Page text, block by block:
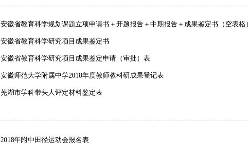
安徽省教育科学规划课题立项申请书＋开题报告＋中期报告＋成果鉴定书（空表格）
安徽省教育科学研究项目成果鉴定书
安徽省教育科学研究项目成果鉴定申请（审批）表
安徽师范大学附属中学2018年度教师教科研成果登记表
芜湖市学科带头人评定材料鉴定表
2018年附中田径运动会报名表